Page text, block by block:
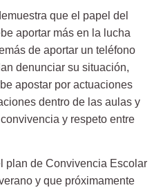
que el papel del
aportar más en la lucha
de aportar un teléfono
denunciar su situación,
apostar por actuaciones
dentro de las aulas y
y respeto entre
plan de Convivencia Escolar
y que próximamente